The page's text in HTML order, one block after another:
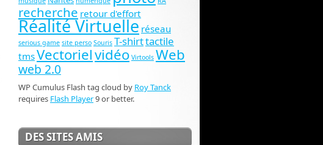
recherche retour d'effort
Réalité Virtuelle réseau
serious game site perso Souris T-shirttactile
tmsVectorielvidéo Virtools Web
web 2.0
WP Cumulus Flash tag cloud by Roy Tanck
requires Flash Player9 or better.
DES SITES AMIS